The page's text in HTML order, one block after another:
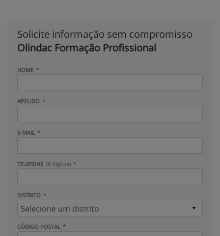
Solicite informação sem compromisso
Olindac Formação Profissional
NOME
APELIDO
E-MAIL
TELEFONE (9 dígitos)
DISTRITO
CÓDIGO POSTAL